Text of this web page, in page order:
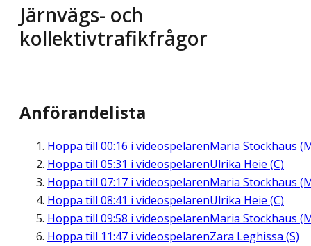
Järnvägs- och
kollektivtrafikfrågor
Anförandelista
Hoppa till 00:16 i videospelarenMaria Stockhaus
Hoppa till 05:31 i videospelarenUlrika Heie (C)
Hoppa till 07:17 i videospelarenMaria Stockhaus
Hoppa till 08:41 i videospelarenUlrika Heie (C)
Hoppa till 09:58 i videospelarenMaria Stockhaus
Hoppa till 11:47 i videospelarenZara Leghissa (S)